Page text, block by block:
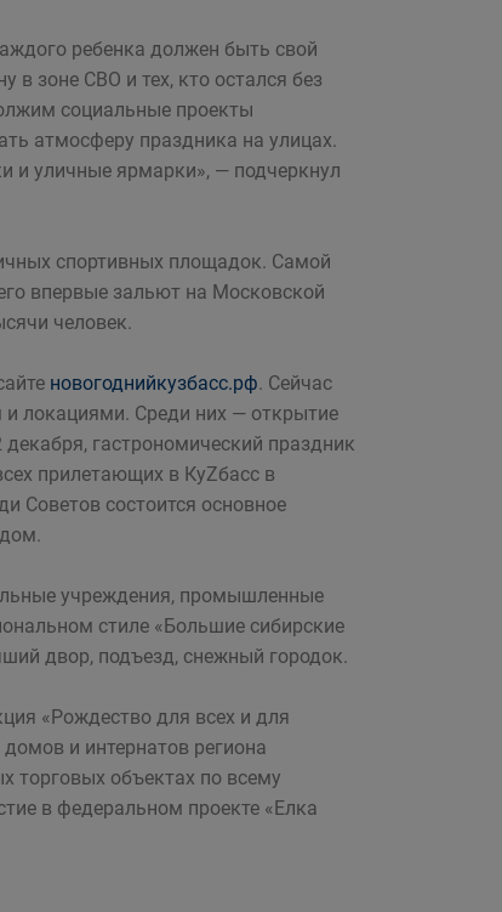
ребенка должен быть свой
в зоне СВО и тех, кто остался без
социальные проекты
атмосферу праздника на улицах.
и уличные ярмарки», — подчеркнул
спортивных площадок. Самой
впервые зальют на Московской
человек.
новогоднийкузбасс.рф. Сейчас
локациями. Среди них — открытие
гастрономический праздник
прилетающих в КуZбасс в
Советов состоится основное
учреждения, промышленные
стиле «Большие сибирские
двор, подъезд, снежный городок.
«Рождество для всех и для
и интернатов региона
торговых объектах по всему
в федеральном проекте «Елка